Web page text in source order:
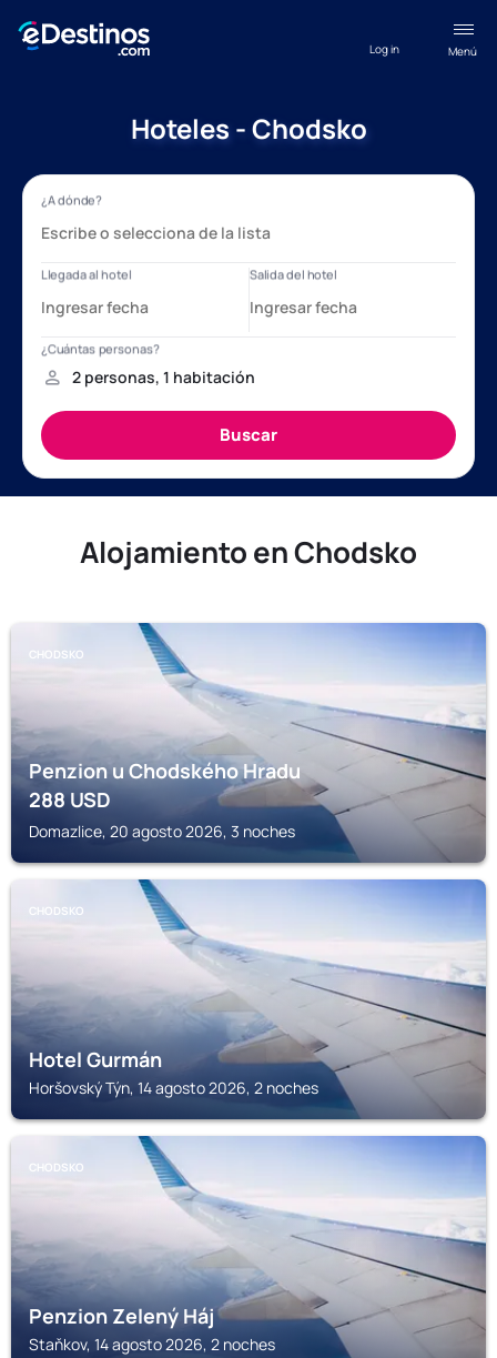
Menú
Log in
Hoteles - Chodsko
Alojamiento en Chodsko
CHODSKO
Penzion u Chodského Hradu
288USD
Domazlice, 20 agosto 2026, 3 noches
CHODSKO
Hotel Gurmán
Horšovský Týn, 14 agosto 2026, 2 noches
CHODSKO
Penzion Zelený Háj
Staňkov, 14 agosto 2026, 2 noches